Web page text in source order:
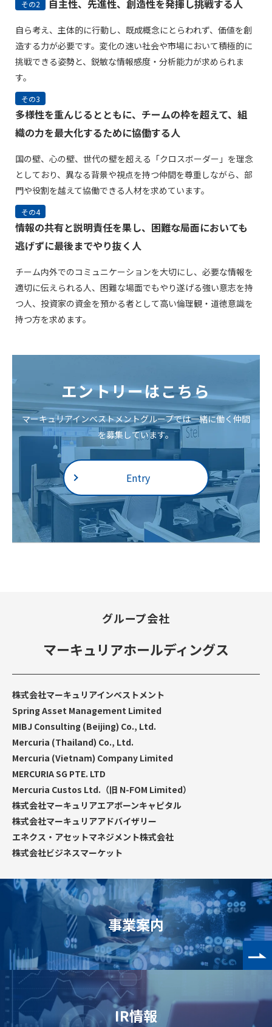
その2 自主性、先進性、創造性を発揮し挑戦する人
自ら考え、主体的に行動し、既成概念にとらわれず、価値を創
造する力が必要です。変化の速い社会や市場において積極的に
挑戦できる姿勢と、鋭敏な情報感度・分析能力が求められま
す。
その3
多様性を重んじるとともに、チームの枠を超えて、組
織の力を最大化するために協働する人
国の壁、心の壁、世代の壁を超える「クロスボーダー」を理念
としており、異なる背景や視点を持つ仲間を尊重しながら、部
門や役割を越えて協働できる人材を求めています。
その4
情報の共有と説明責任を果し、困難な局面においても
逃げずに最後までやり抜く人
チーム内外でのコミュニケーションを大切にし、必要な情報を
適切に伝えられる人、困難な場面でもやり遂げる強い意志を持
つ人、投資家の資金を預かる者として高い倫理観・道徳意識を
持つ方を求めます。
エントリーはこちら
マーキュリアインベストメントグループでは一緒に働く仲間
を募集しています。
Entry
グループ会社
マーキュリアホールディングス
株式会社マーキュリアインベストメント
Spring Asset Management Limited
MIBJ Consulting (Beijing) Co., Ltd.
Mercuria (Thailand) Co., Ltd.
Mercuria (Vietnam) Company Limited
MERCURIA SG PTE. LTD
Mercuria Custos Ltd.（旧 N-FOM Limited）
株式会社マーキュリアエアボーンキャピタル
株式会社マーキュリアアドバイザリー
エネクス・アセットマネジメント株式会社
株式会社ビジネスマーケット
事業案内
IR情報